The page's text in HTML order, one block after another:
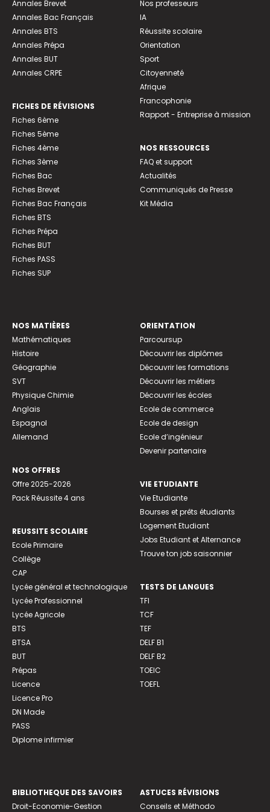
Annales Brevet
Annales Bac Français
Annales BTS
Annales Prépa
Annales BUT
Annales CRPE
FICHES DE RÉVISIONS
Fiches 6ème
Fiches 5ème
Fiches 4ème
Fiches 3ème
Fiches Bac
Fiches Brevet
Fiches Bac Français
Fiches BTS
Fiches Prépa
Fiches BUT
Fiches PASS
Fiches SUP
Nos professeurs
IA
Réussite scolaire
Orientation
Sport
Citoyenneté
Afrique
Francophonie
Rapport - Entreprise à mission
NOS RESSOURCES
FAQ et support
Actualités
Communiqués de Presse
Kit Média
NOS MATIÈRES
Mathématiques
Histoire
Géographie
SVT
Physique Chimie
Anglais
Espagnol
Allemand
NOS OFFRES
Offre 2025-2026
Pack Réussite 4 ans
REUSSITE SCOLAIRE
Ecole Primaire
Collège
CAP
Lycée général et technologique
Lycée Professionnel
Lycée Agricole
BTS
BTSA
BUT
Prépas
Licence
Licence Pro
DN Made
PASS
Diplome infirmier
ORIENTATION
Parcoursup
Découvrir les diplômes
Découvrir les formations
Découvrir les métiers
Découvrir les écoles
Ecole de commerce
Ecole de design
Ecole d’ingénieur
Devenir partenaire
VIE ETUDIANTE
Vie Etudiante
Bourses et prêts étudiants
Logement Etudiant
Jobs Etudiant et Alternance
Trouve ton job saisonnier
TESTS DE LANGUES
TFI
TCF
TEF
DELF B1
DELF B2
TOEIC
TOEFL
BIBLIOTHEQUE DES SAVOIRS
Droit-Economie-Gestion
ASTUCES RÉVISIONS
Conseils et Méthodo